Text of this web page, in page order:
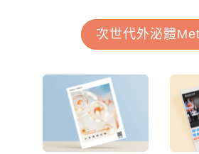
次世代外泌體